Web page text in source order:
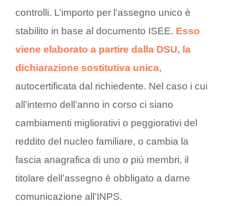
controlli. L’importo per l’assegno unico è
stabilito in base al documento ISEE. Esso
viene elaborato a partire dalla DSU, la
dichiarazione sostitutiva unica,
autocertificata dal richiedente. Nel caso i cui
all’interno dell’anno in corso ci siano
cambiamenti migliorativi o peggiorativi del
reddito del nucleo familiare, o cambia la
fascia anagrafica di uno o più membri, il
titolare dell’assegno è obbligato a darne
comunicazione all’INPS.